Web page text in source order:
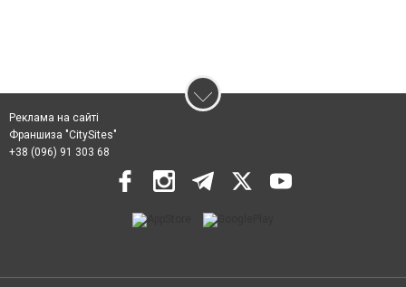
Реклама на сайті
Франшиза "CitySites"
+38 (096) 91 303 68